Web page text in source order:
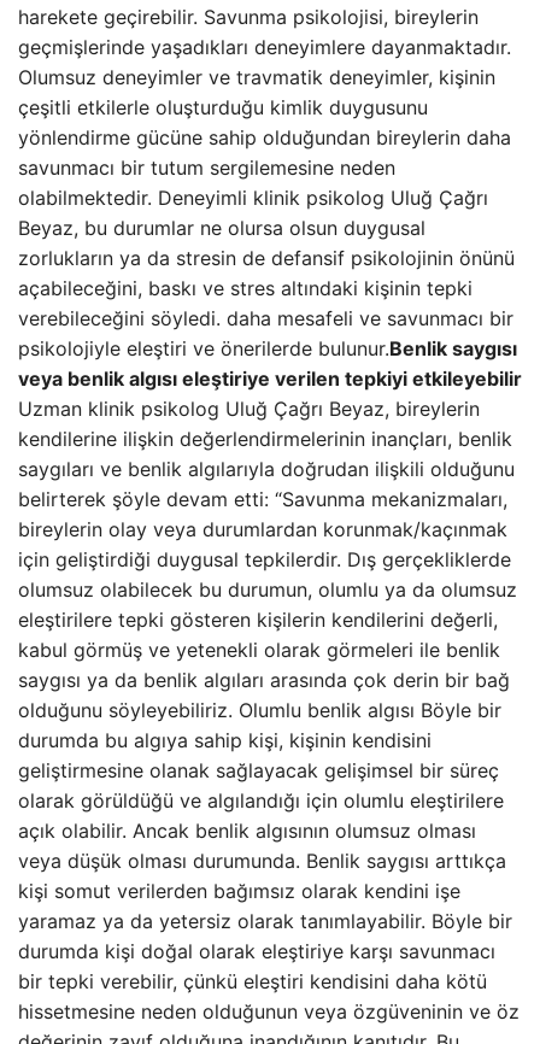
harekete geçirebilir. Savunma psikolojisi, bireylerin
geçmişlerinde yaşadıkları deneyimlere dayanmaktadır.
Olumsuz deneyimler ve travmatik deneyimler, kişinin
çeşitli etkilerle oluşturduğu kimlik duygusunu
yönlendirme gücüne sahip olduğundan bireylerin daha
savunmacı bir tutum sergilemesine neden
olabilmektedir. Deneyimli klinik psikolog Uluğ Çağrı
Beyaz, bu durumlar ne olursa olsun duygusal
zorlukların ya da stresin de defansif psikolojinin önünü
açabileceğini, baskı ve stres altındaki kişinin tepki
verebileceğini söyledi. daha mesafeli ve savunmacı bir
psikolojiyle eleştiri ve önerilerde bulunur.Benlik saygısı
veya benlik algısı eleştiriye verilen tepkiyi etkileyebilir
Uzman klinik psikolog Uluğ Çağrı Beyaz, bireylerin
kendilerine ilişkin değerlendirmelerinin inançları, benlik
saygıları ve benlik algılarıyla doğrudan ilişkili olduğunu
belirterek şöyle devam etti: “Savunma mekanizmaları,
bireylerin olay veya durumlardan korunmak/kaçınmak
için geliştirdiği duygusal tepkilerdir. Dış gerçekliklerde
olumsuz olabilecek bu durumun, olumlu ya da olumsuz
eleştirilere tepki gösteren kişilerin kendilerini değerli,
kabul görmüş ve yetenekli olarak görmeleri ile benlik
saygısı ya da benlik algıları arasında çok derin bir bağ
olduğunu söyleyebiliriz. Olumlu benlik algısı Böyle bir
durumda bu algıya sahip kişi, kişinin kendisini
geliştirmesine olanak sağlayacak gelişimsel bir süreç
olarak görüldüğü ve algılandığı için olumlu eleştirilere
açık olabilir. Ancak benlik algısının olumsuz olması
veya düşük olması durumunda. Benlik saygısı arttıkça
kişi somut verilerden bağımsız olarak kendini işe
yaramaz ya da yetersiz olarak tanımlayabilir. Böyle bir
durumda kişi doğal olarak eleştiriye karşı savunmacı
bir tepki verebilir, çünkü eleştiri kendisini daha kötü
hissetmesine neden olduğunun veya özgüveninin ve öz